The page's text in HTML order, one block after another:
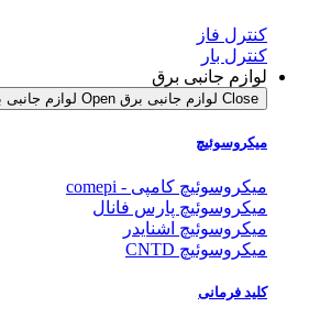
کنترل فاز
کنترل بار
لوازم جانبی برق
Close لوازم جانبی برق Open لوازم جانبی برق
میکروسوئیچ
میکروسوئیچ کامپی - comepi
میکروسوئیچ پارس فانال
میکروسوئیچ اشنایدر
میکروسوئیچ CNTD
کلید فرمانی